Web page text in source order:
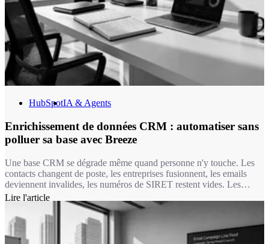
HubSpotIA & Agents
Enrichissement de données CRM : automatiser sans
polluer sa base avec Breeze
Une base CRM se dégrade même quand personne n'y touche. Les
contacts changent de poste, les entreprises fusionnent, les emails
deviennent invalides, les numéros de SIRET restent vides. Les
études de référence chiffrent cette érosion à environ 2,1 % par mois,
soit 22,5 % de la base rendue obsolète chaque année (recherche
MarketingSherpa, reprise par la simulation Database Decay de
HubSpot). Pendant ce temps, vos équipes segmentent, scorent et
routent des leads sur des champs faux ou vides.
Lire l'article